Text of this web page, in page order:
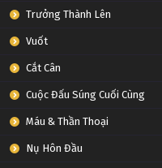
Trưởng Thành Lên
Vuốt
Cắt Cân
Cuộc Đấu Súng Cuối Cùng
Máu & Thần Thoại
Nụ Hôn Đầu